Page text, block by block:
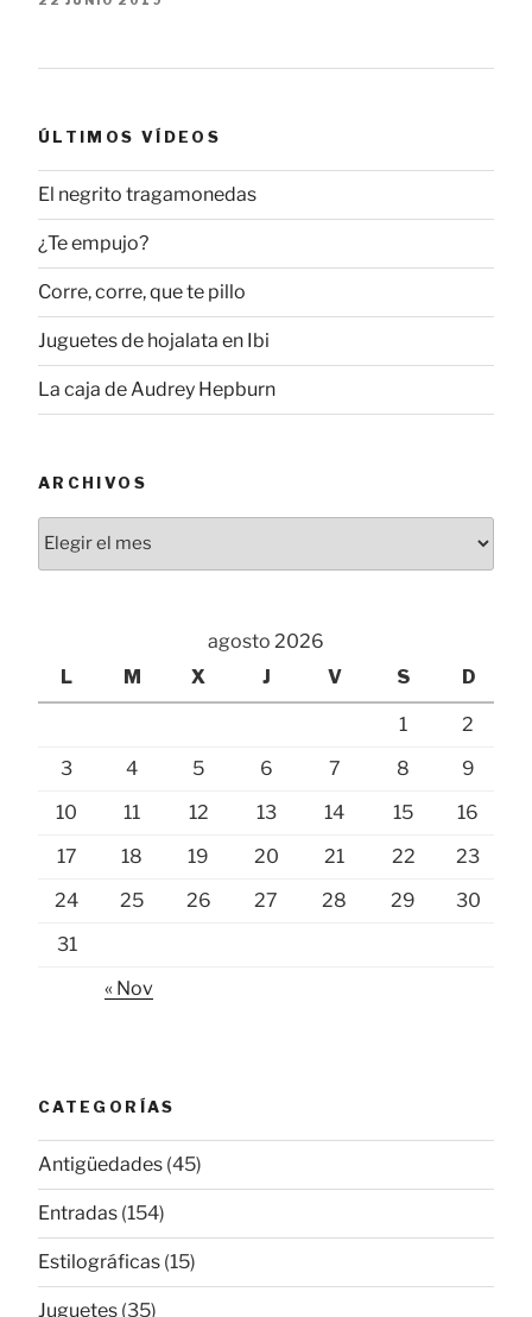
ÚLTIMOS VÍDEOS
El negrito tragamonedas
¿Te empujo?
Corre, corre, que te pillo
Juguetes de hojalata en Ibi
La caja de Audrey Hepburn
ARCHIVOS
agosto 2026
L
M X J V S D
1
2
3
4 5 6 7 8
9
10
11 12 13 14 15
16
17
18 19 20 21 22
23
24
25 26 27 28 29
30
31
« Nov
CATEGORÍAS
Antigüedades (45)
Entradas (154)
Estilográficas (15)
Juguetes (35)